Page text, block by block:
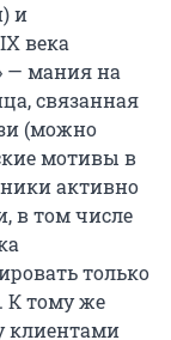
и
века
— мания на
связанная
(можно
мотивы в
активно
в том числе
только
К тому же
клиентами